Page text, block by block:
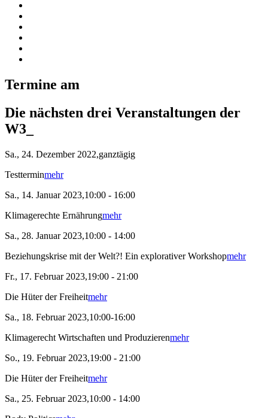
Termine am
Die nächsten drei Veranstaltungen der
W3_
Sa., 24. Dezember 2022,ganztägig
Testterminmehr
Sa., 14. Januar 2023,10:00 - 16:00
Klimagerechte Ernährungmehr
Sa., 28. Januar 2023,10:00 - 14:00
Beziehungskrise mit der Welt?! Ein explorativer Workshopmehr
Fr., 17. Februar 2023,19:00 - 21:00
Die Hüter der Freiheitmehr
Sa., 18. Februar 2023,10:00-16:00
Klimagerecht Wirtschaften und Produzierenmehr
So., 19. Februar 2023,19:00 - 21:00
Die Hüter der Freiheitmehr
Sa., 25. Februar 2023,10:00 - 14:00